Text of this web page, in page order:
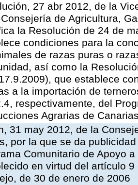
27 abr 2012, de la
de Agricultura,
la Resolución de 24 de
condiciones para la
de razas puras o
así como la
que establece
a la importación de
respectivamente, del
Agrarias de
31 may 2012, de la
por la que se da
Comunitario de Apoyo
en virtud del artículo
de 30 de enero de 2006